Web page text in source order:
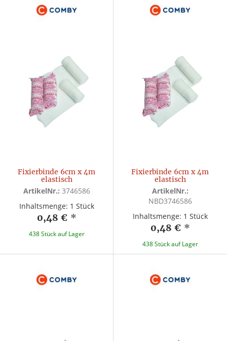
Fixierbinde 6cm x 4m
elastisch
ArtikelNr.: 3746586
Inhaltsmenge: 1 Stück
0,48 € *
438 Stück auf Lager
Fixierbinde 6cm x 4m
elastisch
ArtikelNr.:
NBD3746586
Inhaltsmenge: 1 Stück
0,48 € *
438 Stück auf Lager